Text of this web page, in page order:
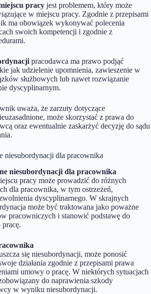
pracy jest problemem, który może
w miejscu pracy. Zgodnie z przepisami
ma obowiązek wykonywać polecenia
swoich kompetencji i zgodnie z
pracodawca ma prawo podjąć
jak udzielenie upomnienia, zawieszenie w
służbowych lub nawet rozwiązanie
dyscyplinarnym.
uważa, że zarzuty dotyczące
może skorzystać z prawa do
oraz ewentualnie zaskarżyć decyzję do sądu
niesubordynacji dla pracownika
niesubordynacji dla pracownika
pracy może prowadzić do różnych
dla pracownika, w tym ostrzeżeń,
dyscyplinarnego. W skrajnych
może być traktowana jako poważne
pracowniczych i stanowić podstawę do
się niesubordynacji, może ponosić
działania zgodnie z przepisami prawa
umowy o pracę. W niektórych sytuacjach
do naprawienia szkody
w wyniku niesubordynacji.